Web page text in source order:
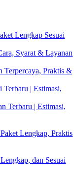
Lengkap Sesuai
Syarat & Layanan
Terpercaya, Praktis &
| Estimasi,
Terbaru | Estimasi,
Lengkap, Praktis
dan Sesuai